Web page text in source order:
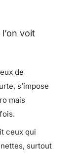
voit
de
s’impose
mais
ceux qui
surtout